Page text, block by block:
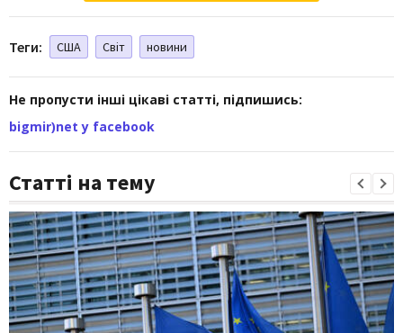
Теги: США Світ новини
Не пропусти інші цікаві статті, підпишись:
bigmir)net у facebook
Статті на тему